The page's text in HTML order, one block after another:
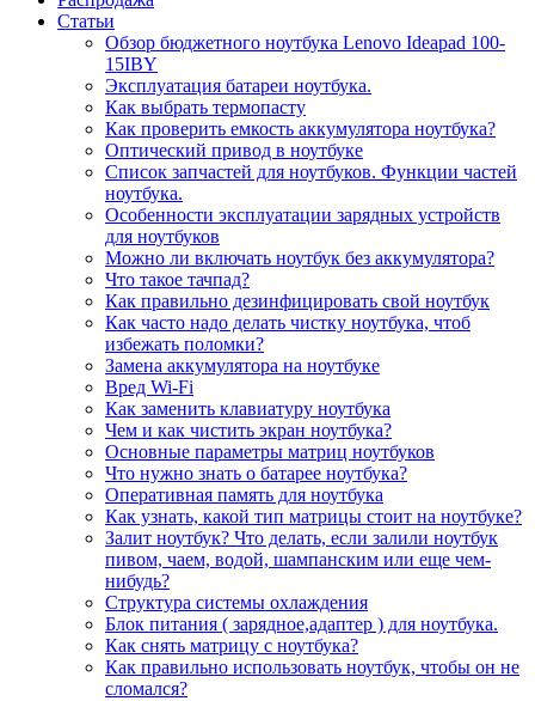
Статьи
Обзор бюджетного ноутбука Lenovo Ideapad 100-
15IBY
Эксплуатация батареи ноутбука.
Как выбрать термопасту
Как проверить емкость аккумулятора ноутбука?
Оптический привод в ноутбуке
Список запчастей для ноутбуков. Функции частей
ноутбука.
Особенности эксплуатации зарядных устройств
для ноутбуков
Можно ли включать ноутбук без аккумулятора?
Что такое тачпад?
Как правильно дезинфицировать свой ноутбук
Как часто надо делать чистку ноутбука, чтоб
избежать поломки?
Замена аккумулятора на ноутбуке
Вред Wi-Fi
Как заменить клавиатуру ноутбука
Чем и как чистить экран ноутбука?
Основные параметры матриц ноутбуков
Что нужно знать о батарее ноутбука?
Оперативная память для ноутбука
Как узнать, какой тип матрицы стоит на ноутбуке?
Залит ноутбук? Что делать, если залили ноутбук
пивом, чаем, водой, шампанским или еще чем-
нибудь?
Структура системы охлаждения
Блок питания ( зарядное,адаптер ) для ноутбука.
Как снять матрицу с ноутбука?
Как правильно использовать ноутбук, чтобы он не
сломался?